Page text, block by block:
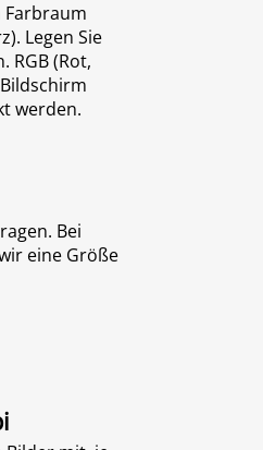
Legen Sie
RGB (Rot,
werden.
Bei
eine Größe